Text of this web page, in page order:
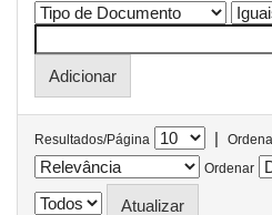
Resultados/Página |
Ordenar